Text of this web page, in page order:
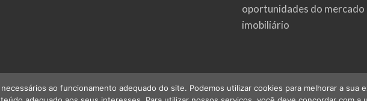
oportunidades do mercado
imobiliário
ao funcionamento adequado do site. Podemos utilizar cookies para melhorar a